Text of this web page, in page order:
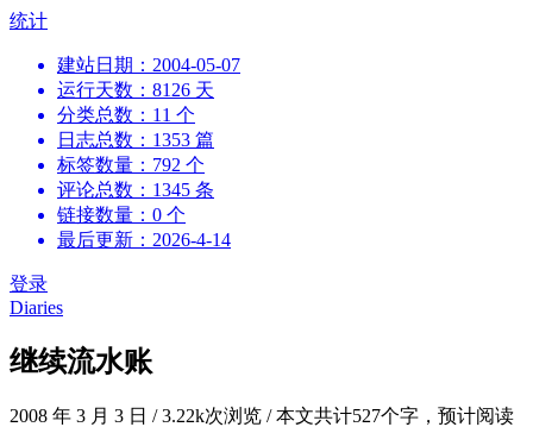
跳
统计
建站日期：2004-05-07
运行天数：8126 天
分类总数：11 个
日志总数：1353 篇
标签数量：792 个
评论总数：1345 条
链接数量：0 个
最后更新：2026-4-14
登录
Diaries
继续流水账
2008 年 3 月 3 日 /3.22k次浏览 /本文共计527个字，预计阅读